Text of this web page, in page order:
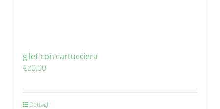
gilet con cartucciera
€20,00
Dettagli